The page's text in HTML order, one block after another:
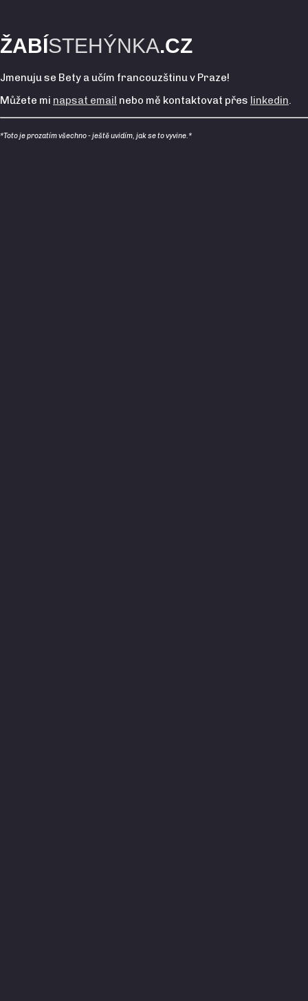
ŽABÍSTEHÝNKA.CZ
Jmenuju se Bety a učím francouzštinu v Praze!
Můžete mi napsat email nebo mě kontaktovat přes linkedin.
*Toto je prozatím všechno - ještě uvidím, jak se to vyvine.*